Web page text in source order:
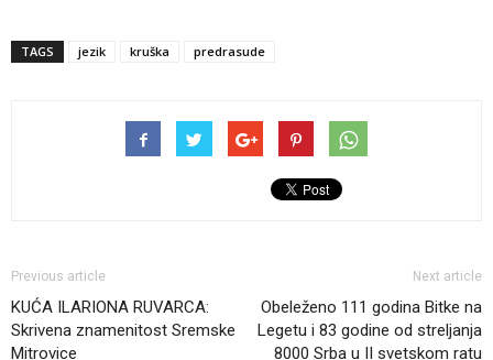
TAGS jezik kruška predrasude
Previous article
KUĆA ILARIONA RUVARCA:
Skrivena znamenitost Sremske
Mitrovice
Next article
Obeleženo 111 godina Bitke na
Legetu i 83 godine od streljanja
8000 Srba u II svetskom ratu